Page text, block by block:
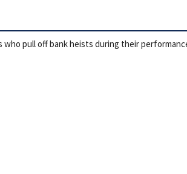
pull off bank heists during their